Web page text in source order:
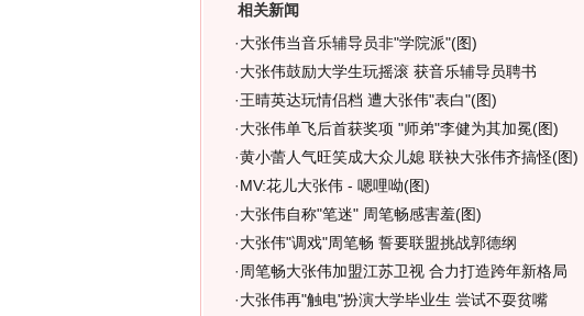
相关新闻
·大张伟当音乐辅导员非"学院派"(图)
·大张伟鼓励大学生玩摇滚 获音乐辅导员聘书
·王晴英达玩情侣档 遭大张伟"表白"(图)
·大张伟单飞后首获奖项 "师弟"李健为其加冕(图)
·黄小蕾人气旺笑成大众儿媳 联袂大张伟齐搞怪(图)
·MV:花儿大张伟 - 嗯哩呦(图)
·大张伟自称"笔迷" 周笔畅感害羞(图)
·大张伟"调戏"周笔畅 誓要联盟挑战郭德纲
· 周笔畅大张伟加盟江苏卫视 合力打造跨年新格局
·大张伟再"触电"扮演大学毕业生 尝试不耍贫嘴